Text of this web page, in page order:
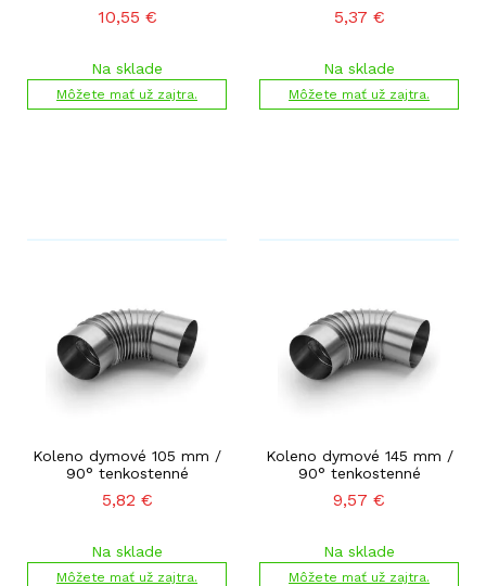
10,55 €
Na sklade
Môžete mať už zajtra.
5,37 €
Na sklade
Môžete mať už zajtra.
Koleno dymové 105 mm /
90° tenkostenné
5,82 €
Na sklade
Môžete mať už zajtra.
Koleno dymové 145 mm /
90° tenkostenné
9,57 €
Na sklade
Môžete mať už zajtra.